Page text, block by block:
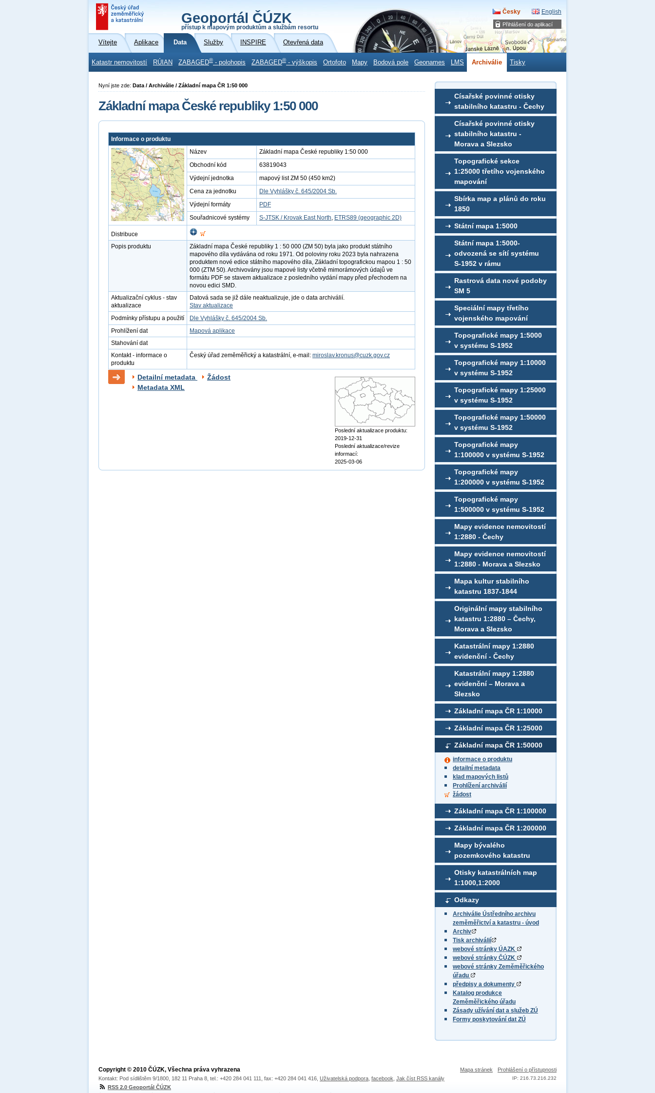
Přihlášení do aplikací
Geoportál ČÚZK
přístup k mapovým produktům a službám resortu
Česky English
Vítejte Aplikace Data Služby INSPIRE Otevřená data
Katastr nemovitostí RÚIAN ZABAGED® - polohopis ZABAGED® - výškopis Ortofoto Mapy Bodová pole Geonames LMS Archiválie Tisky
Císařské povinné otisky
stabilního katastru - Čechy
Císařské povinné otisky
stabilního katastru -
Morava a Slezsko
Topografické sekce
1:25000 třetího vojenského
mapování
Sbírka map a plánů do roku
1850
Státní mapa 1:5000
Státní mapa 1:5000-
odvozená se sítí systému
S-1952 v rámu
Rastrová data nové podoby
SM 5
Speciální mapy třetího
vojenského mapování
Topografické mapy 1:5000
v systému S-1952
Topografické mapy 1:10000
v systému S-1952
Topografické mapy 1:25000
v systému S-1952
Topografické mapy 1:50000
v systému S-1952
Topografické mapy
1:100000 v systému S-1952
Topografické mapy
1:200000 v systému S-1952
Topografické mapy
1:500000 v systému S-1952
Mapy evidence nemovitostí
1:2880 - Čechy
Mapy evidence nemovitostí
1:2880 - Morava a Slezsko
Mapa kultur stabilního
katastru 1837-1844
Originální mapy stabilního
katastru 1:2880 – Čechy,
Morava a Slezsko
Katastrální mapy 1:2880
evidenční - Čechy
Katastrální mapy 1:2880
evidenční – Morava a
Slezsko
Základní mapa ČR 1:10000
Základní mapa ČR 1:25000
Základní mapa ČR 1:50000
informace o produktu
detailní metadata
klad mapových listů
Prohlížení archiválií
žádost
Základní mapa ČR 1:100000
Základní mapa ČR 1:200000
Mapy bývalého
pozemkového katastru
Otisky katastrálních map
1:1000,1:2000
Odkazy
Archiválie Ústředního archivu
zeměměřictví a katastru - úvod
Archiv
Tisk archiválií
webové stránky ÚAZK
webové stránky ČÚZK
webové stránky Zeměměřického
úřadu
předpisy a dokumenty
Katalog produkce
Zeměměřického úřadu
Zásady užívání dat a služeb ZÚ
Formy poskytování dat ZÚ
Nyní jste zde: Data / Archiválie / Základní mapa ČR 1:50 000
Základní mapa České republiky 1:50 000
Informace o produktu
Název
Základní mapa České republiky 1:50 000
Obchodní kód
63819043
Výdejní jednotka
mapový list ZM 50 (450 km2)
Cena za jednotku
Dle Vyhlášky č. 645/2004 Sb.
Výdejní formáty
PDF
Souřadnicové systémy
S-JTSK / Krovak East North, ETRS89 (geographic 2D)
Distribuce
Popis produktu
Základní mapa České republiky 1 : 50 000 (ZM 50) byla jako produkt státního
mapového díla vydávána od roku 1971. Od poloviny roku 2023 byla nahrazena
produktem nové edice státního mapového díla, Základní topografickou mapou 1 : 50
000 (ZTM 50). Archivovány jsou mapové listy včetně mimorámových údajů ve
formátu PDF se stavem aktualizace z posledního vydání mapy před přechodem na
novou edici SMD.
Aktualizační cyklus - stav
aktualizace
Datová sada se již dále neaktualizuje, jde o data archiválií.
Stav aktualizace
Podmínky přístupu a použití
Dle Vyhlášky č. 645/2004 Sb.
Prohlížení dat
Mapová aplikace
Stahování dat
Kontakt - informace o
produktu
Český úřad zeměměřický a katastrální, e-mail: miroslav.kronus@cuzk.gov.cz
Detailní metadata
Žádost
Metadata XML
Poslední aktualizace produktu:
2019-12-31
Poslední aktualizace/revize
informací:
2025-03-06
Mapa stránek Prohlášení o přístupnosti
IP: 216.73.216.232
Copyright © 2010 ČÚZK, Všechna práva vyhrazena
Kontakt: Pod sídlištěm 9/1800, 182 11 Praha 8, tel.: +420 284 041 111, fax: +420 284 041 416, Uživatelská podpora facebook Jak číst RSS kanály
RSS 2.0 Geoportál ČÚZK